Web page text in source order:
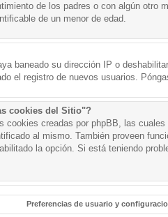
de los padres o con algún otro
de un menor de edad.
baneado su dirección IP o
el registro de nuevos usuarios.
cookies del Sitio"?
creadas por phpBB, las
al mismo. También proveen
la opción. Si está teniendo
Preferencias de usuario y